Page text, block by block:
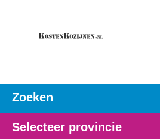
Zoeken
Selecteer provincie